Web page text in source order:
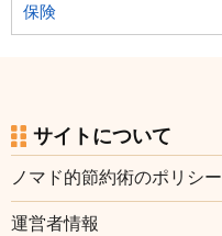
保険
サイトについて
ノマド的節約術のポリシー
運営者情報